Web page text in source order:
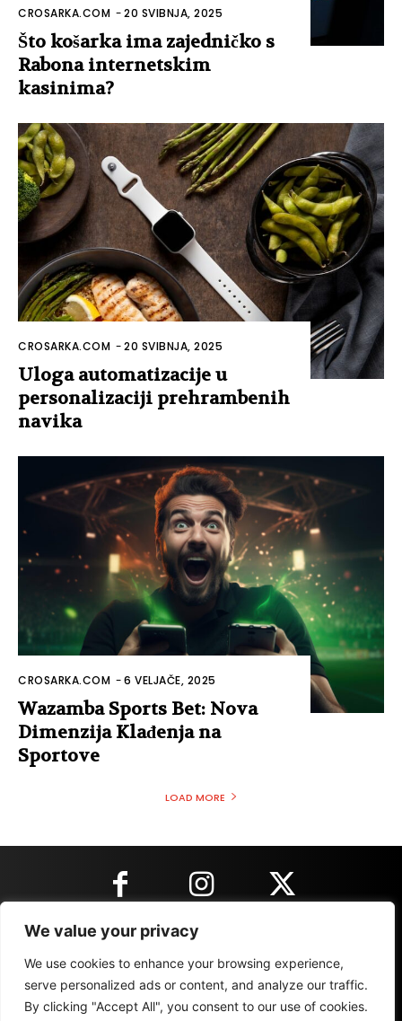
We value your privacy
We use cookies to enhance your browsing experience,
serve personalized ads or content, and analyze our traffic.
By clicking "Accept All", you consent to our use of cookies.
CROSARKA.COM -20 SVIBNJA, 2025
Što košarka ima zajedničko s
Rabona internetskim
kasinima?
CROSARKA.COM -20 SVIBNJA, 2025
Uloga automatizacije u
personalizaciji prehrambenih
navika
CROSARKA.COM -6 VELJAČE, 2025
Wazamba Sports Bet: Nova
Dimenzija Klađenja na
Sportove
LOAD MORE
KONTAKT INFORMACIJE
IMPRESSUM MARKETING REZULTATI